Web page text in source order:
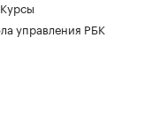
управления РБК